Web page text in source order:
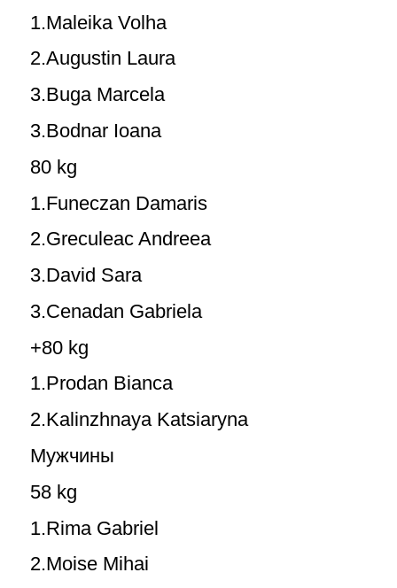
1.Maleika Volha
2.Augustin Laura
3.Buga Marcela
3.Bodnar Ioana
80 kg
1.Funeczan Damaris
2.Greculeac Andreea
3.David Sara
3.Cenadan Gabriela
+80 kg
1.Prodan Bianca
2.Kalinzhnaya Katsiaryna
Мужчины
58 kg
1.Rima Gabriel
2.Moise Mihai